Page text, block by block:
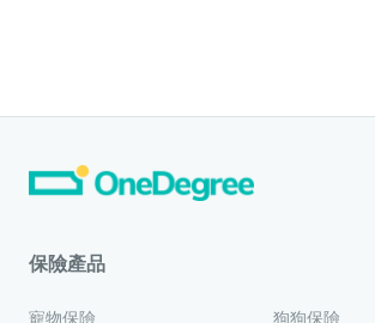
保險產品
寵物保險 狗狗保險